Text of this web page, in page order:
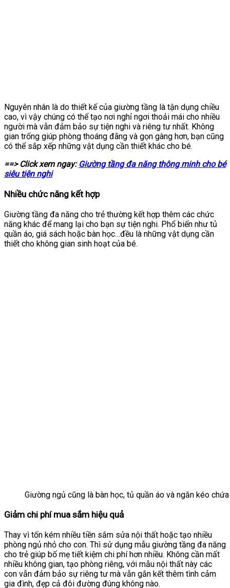
Nguyên nhân là do thiết kế của giường tầng là tận dụng chiều
cao, vì vậy chúng có thể tạo nơi nghỉ ngơi thoải mái cho nhiều
người mà vẫn đảm bảo sự tiện nghi và riêng tư nhất. Không
gian trống giúp phòng thoáng đãng và gọn gàng hơn, bạn cũng
có thể sắp xếp những vật dụng cần thiết khác cho bé.
==> Click xem ngay: Giường tầng đa năng thông minh cho bé
siêu tiện nghi
Nhiều chức năng kết hợp
Giường tầng đa năng cho trẻ thường kết hợp thêm các chức
năng khác để mang lại cho bạn sự tiện nghi. Phổ biến như tủ
quần áo, giá sách hoặc bàn học…đều là những vật dụng cần
thiết cho không gian sinh hoạt của bé.
Giường ngủ cũng là bàn học, tủ quần áo và ngăn kéo
Giảm chi phí mua sắm hiệu quả
Thay vì tốn kém nhiều tiền sắm sửa nội thất hoặc tạo nhiều
phòng ngủ nhỏ cho con. Thì sử dụng mẫu giường tầng đa năng
cho trẻ giúp bố mẹ tiết kiệm chi phí hơn nhiều. Không cần mất
nhiều không gian, tạo phòng riêng, với mẫu nội thất này các
con vẫn đảm bảo sự riêng tư mà vẫn gắn kết thêm tình cảm
gia đình, đẹp cả đôi đường đúng không nào.